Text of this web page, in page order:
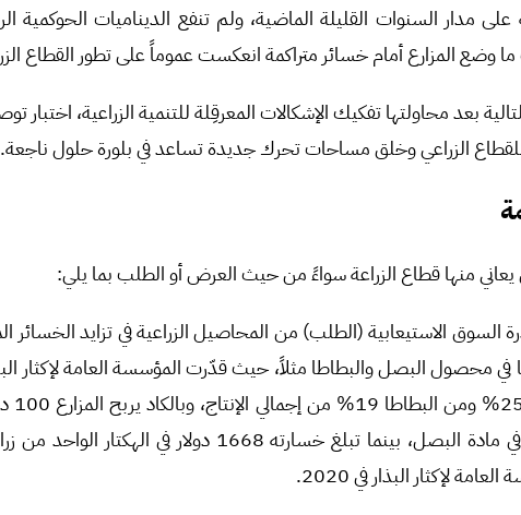
مدار السنوات القليلة الماضية، ولم تنفع الديناميات الحوكمية
وضع المزارع أمام خسائر متراكمة انعكست عموماً على تطور القطاع
بعد محاولتها تفكيك الإشكالات المعرقِلة للتنمية الزراعية، اختبار
الزراعي وخلق مساحات تحرك جديدة تساعد في بلورة حلول ناجعة.
منها قطاع الزراعة سواءً من حيث العرض أو الطلب بما يلي:
الاستيعابية (الطلب) من المحاصيل الزراعية في تزايد الخسائر
في محصول البصل والبطاطا مثلاً، حيث قدّرت المؤسسة العامة لإكثار
بدون احتساب أتعابه في مادة البصل، بينما تبلغ خسارته 1668
لإكثار البذار في 2020.